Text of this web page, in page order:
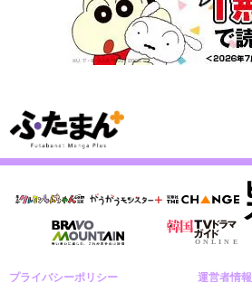
プライバシーポリシー 運営者情報